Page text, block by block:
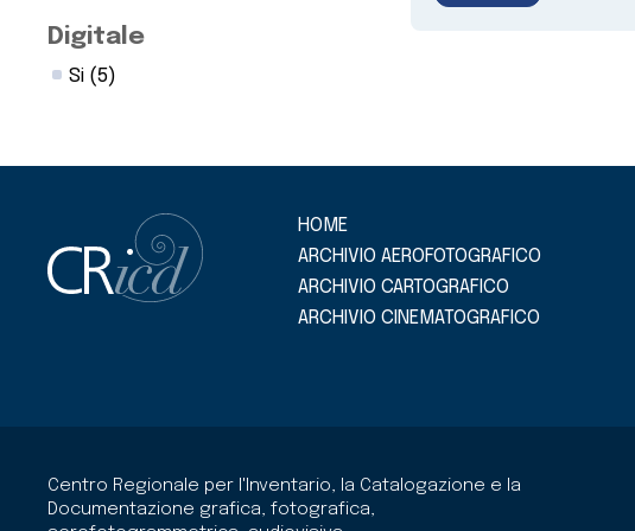
Digitale
Si (5)
HOME
ARCHIVIO AEROFOTOGRAFICO
ARCHIVIO CARTOGRAFICO
ARCHIVIO CINEMATOGRAFICO
Centro Regionale per l'Inventario, la Catalogazione e la
Documentazione grafica, fotografica,